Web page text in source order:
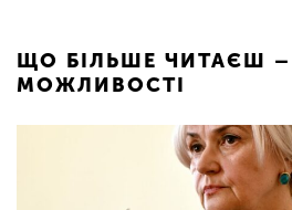
ЩО БІЛЬШЕ ЧИТАЄШ
МОЖЛИВОСТІ